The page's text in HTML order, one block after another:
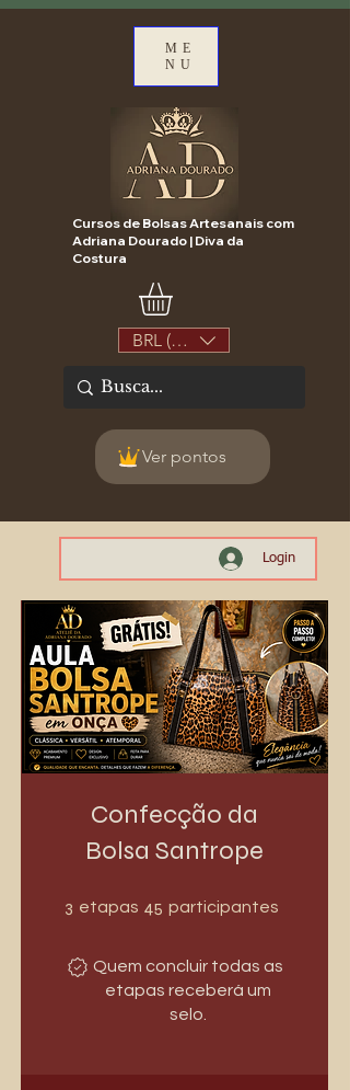
ME
NU
Cursos de Bolsas Artesanais com
Adriana Dourado | Diva da
Costura
BRL (R$)
Ver pontos
Login
Confecção da
Bolsa Santrope
3 etapas 45 participantes
Quem concluir todas as
etapas receberá um
selo.